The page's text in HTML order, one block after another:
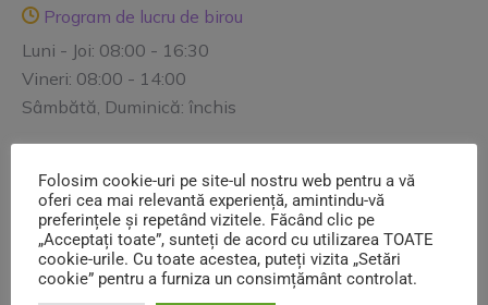
Program de lucru de birou
Luni - Joi: 08:00 - 16:30
Vineri: 08:00 - 14:00
Sâmbătă, Duminică: închis
contact@salubrizare5.ro reclamatii@salubrizare5.ro
comercial@salubrizare5.ro dispecerat@salubrizare5.ro
Informații utile
Folosim cookie-uri pe site-ul nostru web pentru a vă
oferi cea mai relevantă experiență, amintindu-vă
preferințele și repetând vizitele. Făcând clic pe
„Acceptați toate”, sunteți de acord cu utilizarea TOATE
cookie-urile. Cu toate acestea, puteți vizita „Setări
cookie” pentru a furniza un consimțământ controlat.